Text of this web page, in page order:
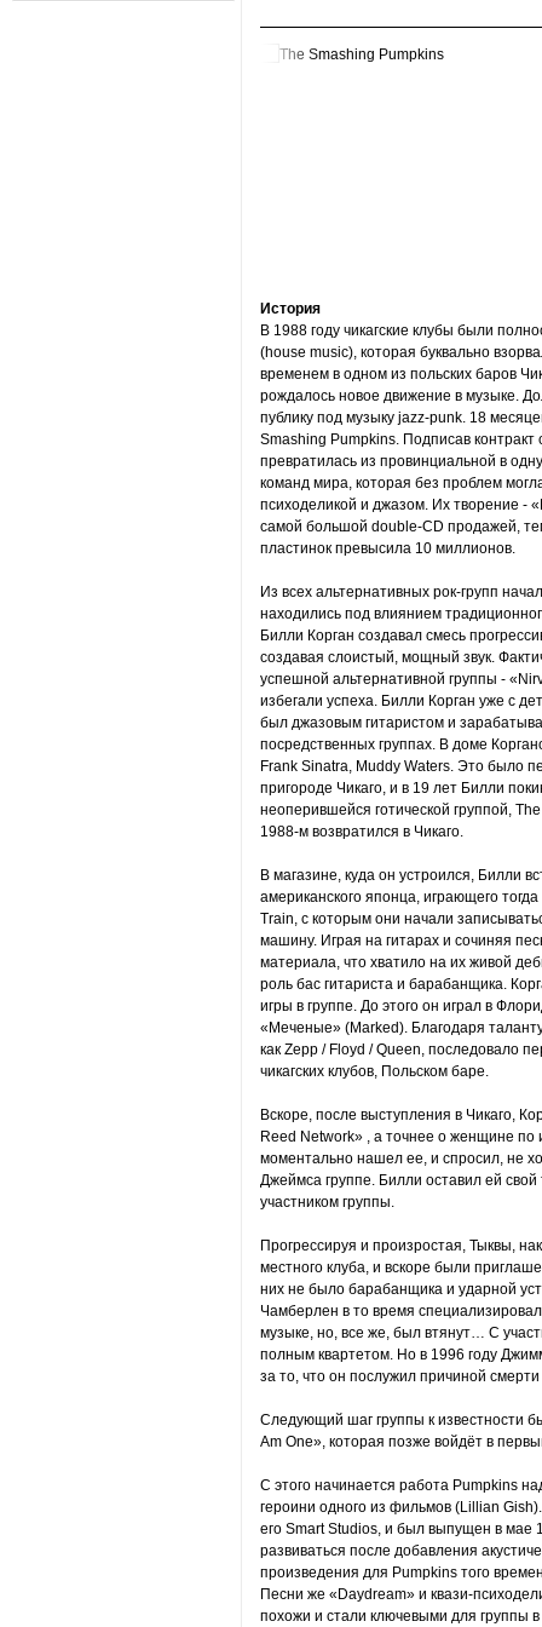
История
В 1988 году чикагские клубы были
(house music), которая буквально
временем в одном из польских баров
рождалось новое движение в музыке.
публику под музыку jazz-punk. 18
Smashing Pumpkins. Подписав
превратилась из провинциальной в
команд мира, которая без проблем
психоделикой и джазом. Их творение -
самой большой double-CD продажей,
пластинок превысила 10 миллионов.
Из всех альтернативных рок-групп
находились под влиянием
Билли Корган создавал смесь
создавая слоистый, мощный звук.
успешной альтернативной группы -
избегали успеха. Билли Корган уже с
был джазовым гитаристом и
посредственных группах. В доме
Frank Sinatra, Muddy Waters. Это было
пригороде Чикаго, и в 19 лет Билли
неоперившейся готической группой,
1988-м возвратился в Чикаго.
В магазине, куда он устроился, Билли
американского японца, играющего
Train, с которым они начали
машину. Играя на гитарах и сочиняя
материала, что хватило на их живой
роль бас гитариста и барабанщика.
игры в группе. До этого он играл в
«Меченые» (Marked). Благодаря
как Zepp / Floyd / Queen, последовало
чикагских клубов, Польском баре.
Вскоре, после выступления в Чикаго,
Reed Network» , а точнее о женщине по
моментально нашел ее, и спросил, не
Джеймса группе. Билли оставил ей
участником группы.
Прогрессируя и произростая, Тыквы,
местного клуба, и вскоре были
них не было барабанщика и ударной
Чамберлен в то время
музыке, но, все же, был втянут… С
полным квартетом. Но в 1996 году
за то, что он послужил причиной
Следующий шаг группы к известности
Am One», которая позже войдёт в
С этого начинается работа Pumpkins
героини одного из фильмов (Lillian
его Smart Studios, и был выпущен в мае
развиваться после добавления
произведения для Pumpkins того
Песни же «Daydream» и квази-
похожи и стали ключевыми для группы